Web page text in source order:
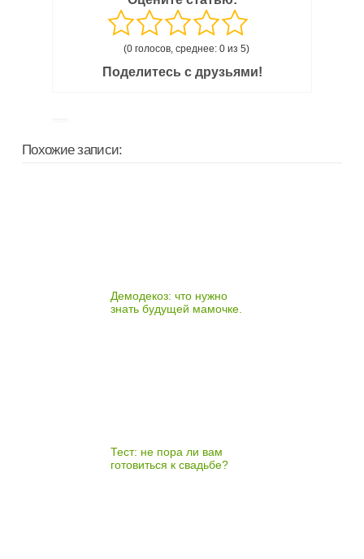
(0 голосов, среднее: 0 из 5)
Поделитесь с друзьями!
Похожие записи:
Демодекоз: что нужно
знать будущей мамочке.
Тест: не пора ли вам
готовиться к свадьбе?